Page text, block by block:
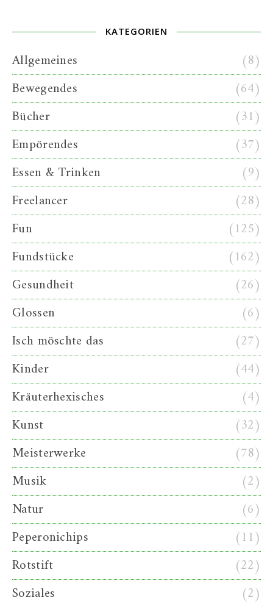
KATEGORIEN
Allgemeines
(8)
Bewegendes
(64)
Bücher
(31)
Empörendes
(37)
Essen & Trinken
(9)
Freelancer
(28)
Fun
(125)
Fundstücke
(162)
Gesundheit
(26)
Glossen
(6)
Isch möschte das
(27)
Kinder
(44)
Kräuterhexisches
(4)
Kunst
(32)
Meisterwerke
(78)
Musik
(2)
Natur
(6)
Peperonichips
(11)
Rotstift
(22)
Soziales
(2)